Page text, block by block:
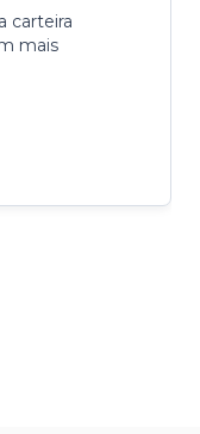
carteira
mais